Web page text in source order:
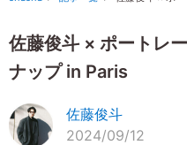
佐藤俊斗 × ポートレ
ナップ in Paris
佐藤俊斗
2024/09/12